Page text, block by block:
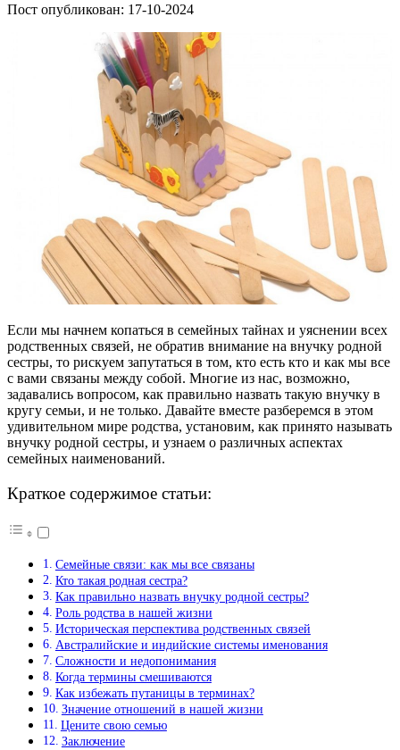
Пост опубликован: 17-10-2024
Если мы начнем копаться в семейных тайнах и уяснении всех
родственных связей, не обратив внимание на внучку родной
сестры, то рискуем запутаться в том, кто есть кто и как мы все
с вами связаны между собой. Многие из нас, возможно,
задавались вопросом, как правильно назвать такую внучку в
кругу семьи, и не только. Давайте вместе разберемся в этом
удивительном мире родства, установим, как принято называть
внучку родной сестры, и узнаем о различных аспектах
семейных наименований.
Краткое содержимое статьи:
Семейные связи: как мы все связаны
Кто такая родная сестра?
Как правильно назвать внучку родной сестры?
Роль родства в нашей жизни
Историческая перспектива родственных связей
Австралийские и индийские системы именования
Сложности и недопонимания
Когда термины смешиваются
Как избежать путаницы в терминах?
Значение отношений в нашей жизни
Цените свою семью
Заключение